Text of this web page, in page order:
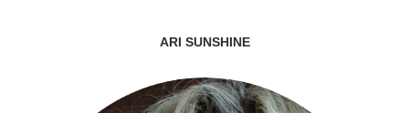
ARI SUNSHINE